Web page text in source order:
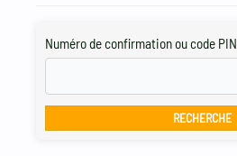
Numéro de confirmation ou code PIN